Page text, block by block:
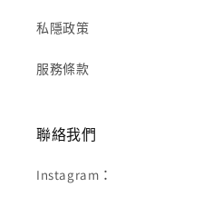
私隱政策
服務條款
聯絡我們
Instagram：